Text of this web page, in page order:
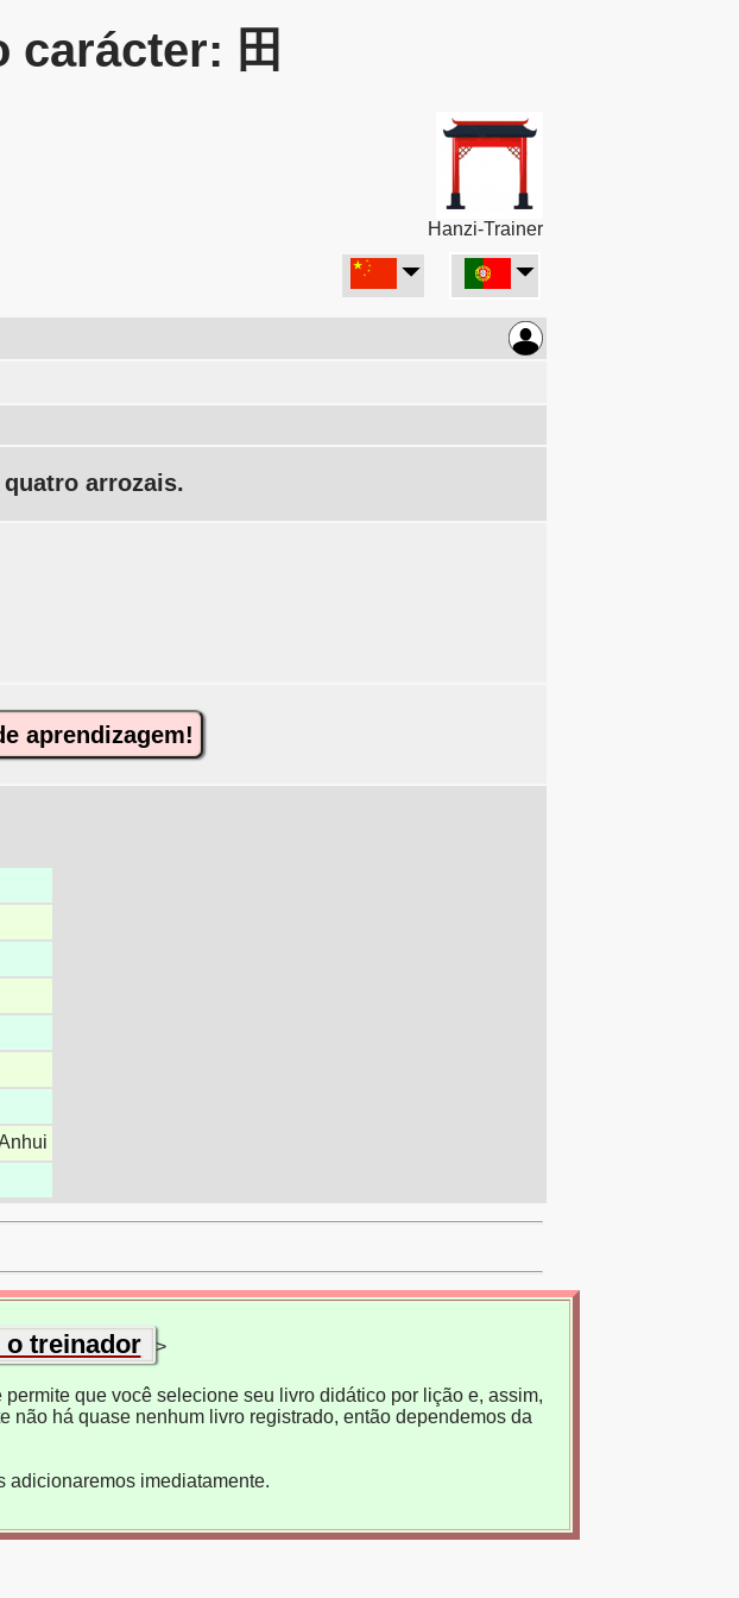
carácter: 田
Hanzi-Trainer
arrozais.
aprendizagem!
o treinador >
que você selecione seu livro didático por lição e, assim,
não há quase nenhum livro registrado, então dependemos da
adicionaremos imediatamente.